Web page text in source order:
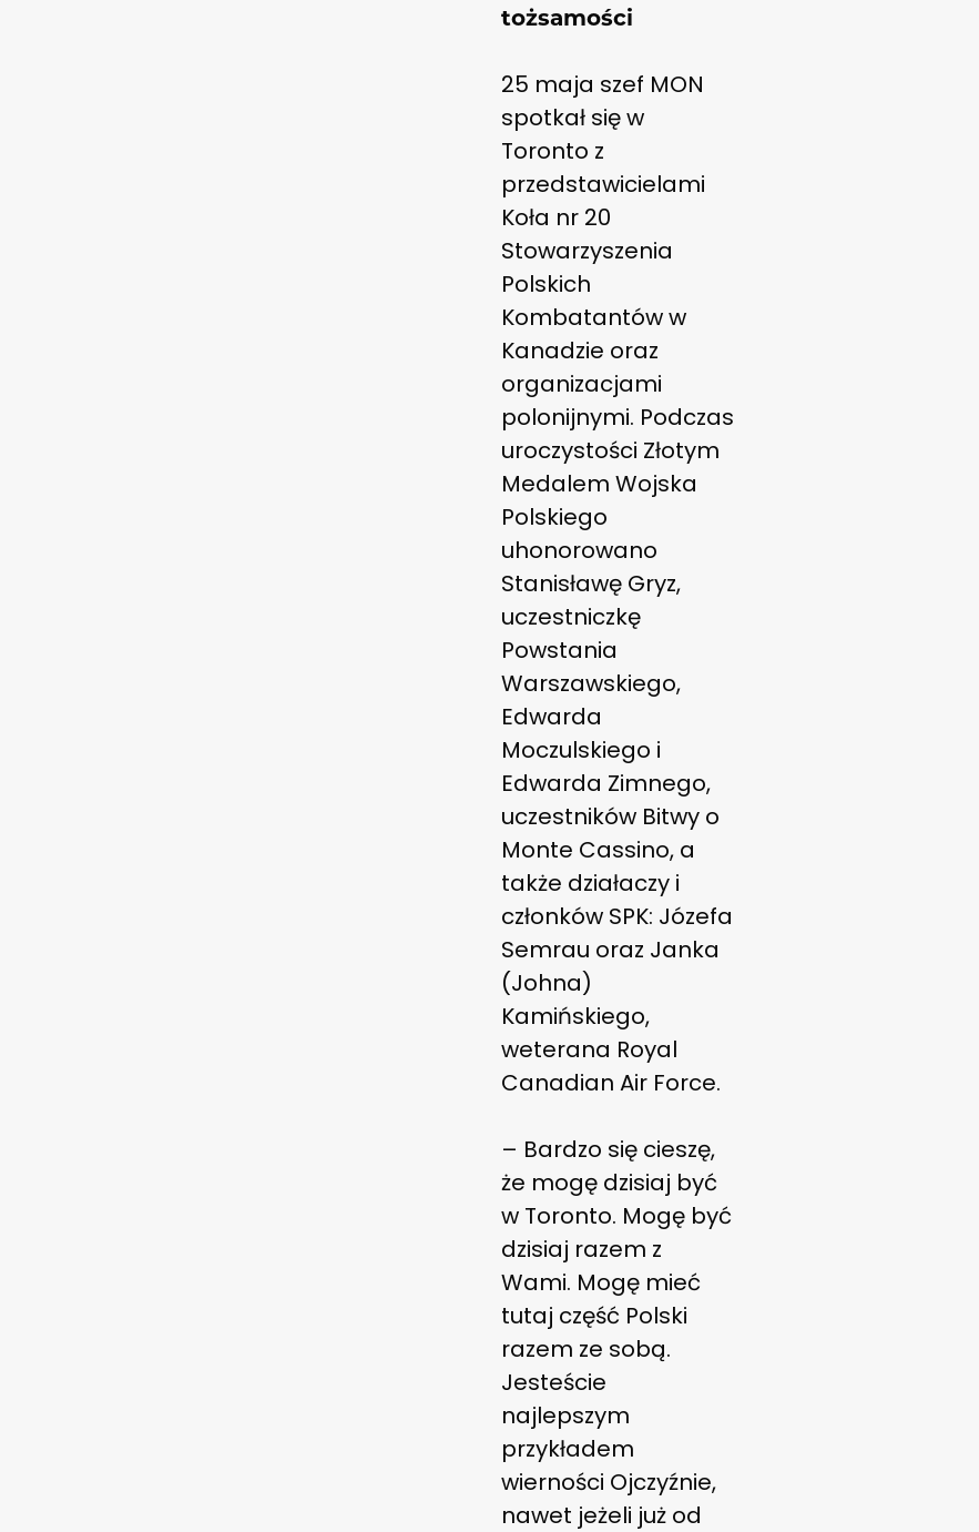
tożsamości
25 maja szef MON
spotkał się w
Toronto z
przedstawicielami
Koła nr 20
Stowarzyszenia
Polskich
Kombatantów w
Kanadzie oraz
organizacjami
polonijnymi. Podczas
uroczystości Złotym
Medalem Wojska
Polskiego
uhonorowano
Stanisławę Gryz,
uczestniczkę
Powstania
Warszawskiego,
Edwarda
Moczulskiego i
Edwarda Zimnego,
uczestników Bitwy o
Monte Cassino, a
także działaczy i
członków SPK: Józefa
Semrau oraz Janka
(Johna)
Kamińskiego,
weterana Royal
Canadian Air Force.
– Bardzo się cieszę,
że mogę dzisiaj być
w Toronto. Mogę być
dzisiaj razem z
Wami. Mogę mieć
tutaj część Polski
razem ze sobą.
Jesteście
najlepszym
przykładem
wierności Ojczyźnie,
nawet jeżeli już od